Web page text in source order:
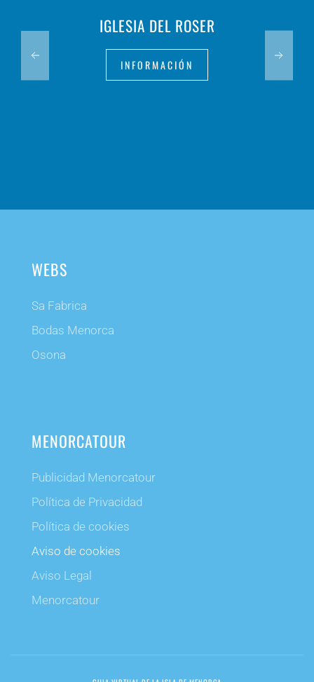
IGLESIA DEL ROSER
INFORMACIÓN
WEBS
Sa Fabrica
Bodas Menorca
Osona
MENORCATOUR
Publicidad Menorcatour
Política de Privacidad
Política de cookies
Aviso de cookies
Aviso Legal
Menorcatour